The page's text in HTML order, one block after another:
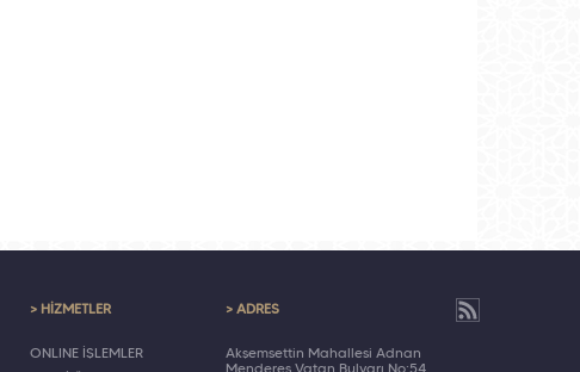
> HİZMETLER
ONLINE İŞLEMLER
> ADRES
Akşemsettin Mahallesi Adnan
Menderes Vatan Bulvarı No:54